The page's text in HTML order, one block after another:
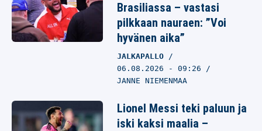
Brasiliassa – vastasi
pilkkaan nauraen: ”Voi
hyvänen aika”
JALKAPALLO
06.08.2026 - 09:26
JANNE NIEMENMAA
Lionel Messi teki paluun ja
iski kaksi maalia –